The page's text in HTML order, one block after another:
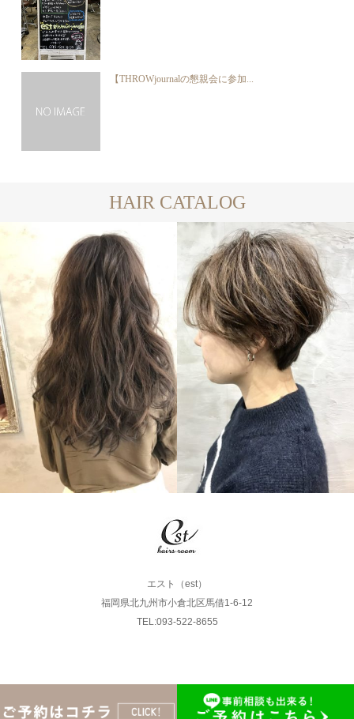
【THROWjournalの懇親会に参加...
HAIR CATALOG
LONG
SHORT
エスト（est）
福岡県北九州市小倉北区馬借1-6-12
TEL:093-522-8655
Copyright © エスト. All rights reserved.